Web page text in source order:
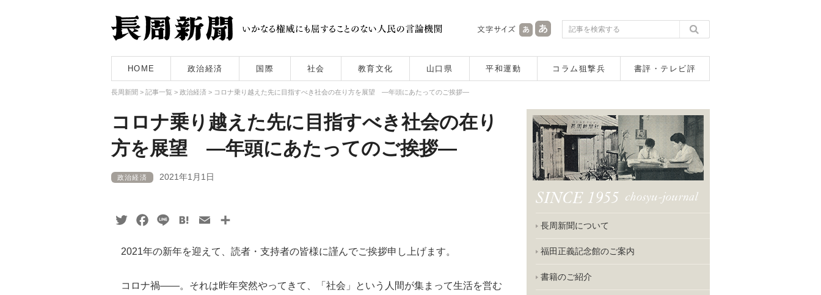
HOME 政治経済 国際 社会 教育文化 山口県 平和運動 コラム狙撃兵 書評・テレビ評
長周新聞 > 記事一覧 > 政治経済 > コロナ乗り越えた先に目指すべき社会の在り方を展望 ―年頭にあたってのご挨拶―
コロナ乗り越えた先に目指すべき社会の在り
方を展望 ―年頭にあたってのご挨拶―
政治経済 2021年1月1日
TwitterFacebook
Line HatenaEmail
2021年の新年を迎えて、読者・支持者の皆様に謹んでご挨拶申し上げます。
コロナ禍――。それは昨年突然やってきて、「社会」という人間が集まって生活を営む
長周新聞について
福田正義記念館のご案内
書籍のご紹介